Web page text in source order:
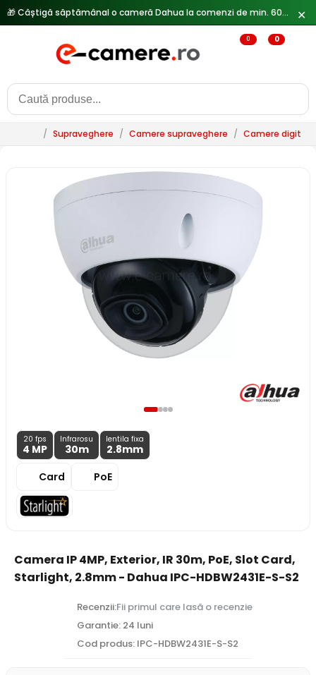
✕
0 0
/ Supraveghere / Camere supraveghere / Camere digitale
20 fps
4 MP
Infrarosu
30m
lentila fixa
2.8mm
Card
PoE
Camera IP 4MP, Exterior, IR 30m, PoE, Slot Card,
Starlight, 2.8mm - Dahua IPC-HDBW2431E-S-S2
Recenzii:Fii primul care lasă o recenzie
Garantie: 24 luni
Cod produs: IPC-HDBW2431E-S-S2